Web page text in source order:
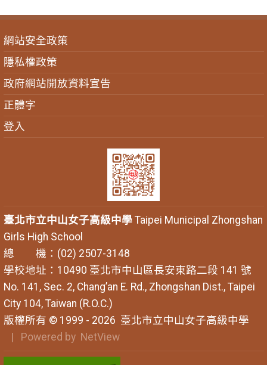
網站安全政策
隱私權政策
政府網站開放資料宣告
正體字
登入
臺北市立中山女子高級中學Taipei Municipal Zhongshan
Girls High School
總 機：(02) 2507-3148
學校地址：10490 臺北市中山區長安東路二段 141 號
No. 141, Sec. 2, Chang’an E. Rd., Zhongshan Dist., Taipei
City 104, Taiwan (R.O.C.)
版權所有 © 1999 - 2026 臺北市立中山女子高級中學
| Powered by NetView